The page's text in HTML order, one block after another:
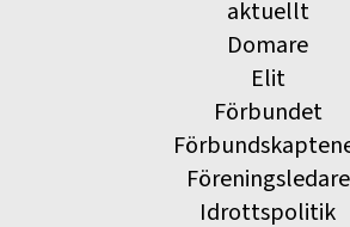
aktuellt
Domare
Elit
Förbundet
Föreningsledare
Idrottspolitik